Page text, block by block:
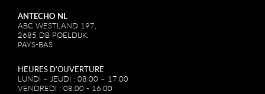
ANTECHO NL
ABC WESTLAND 197,
2685 DB POELDIJK,
PAYS-BAS
HEURES D'OUVERTURE
LUNDI – JEUDI : 08.00 – 17.00
VENDREDI : 08.00 - 16.00